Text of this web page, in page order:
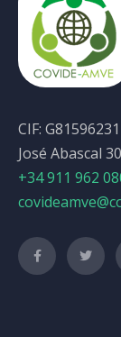
CIF: G81596231
José Abascal
+34 911 962